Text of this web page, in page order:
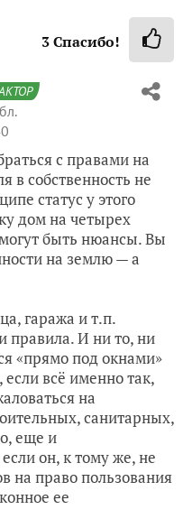
3Спасибо!
с правами на
в собственность не
статус у этого
дом на четырех
быть нюансы. Вы
на землю — а
гаража и т.п.
правила. И ни то, ни
«прямо под окнами»
всё именно так,
на
санитарных,
еще и
он, к тому же, не
на право пользования
ее